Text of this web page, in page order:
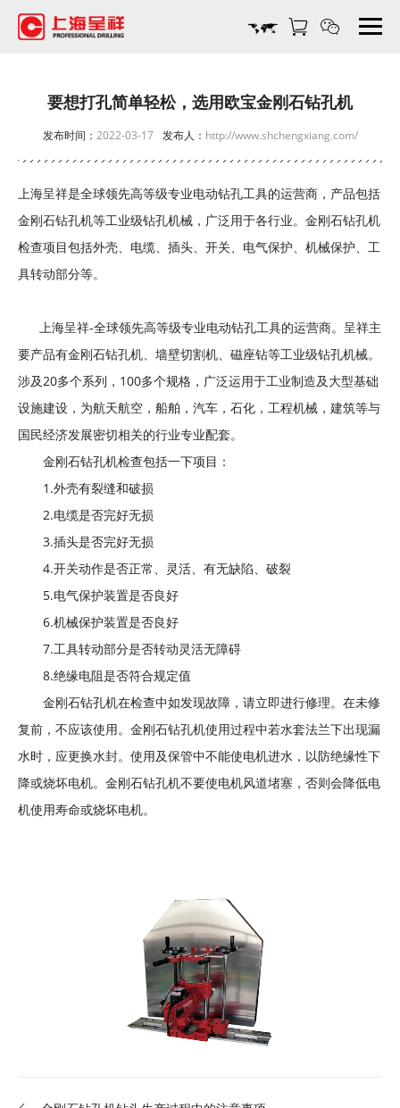
松，
要想打孔简单轻松，选用欧宝金刚石钻孔机
发布时间： 2022-03-17 发布人： http://www.shchengxiang.com/
上海呈祥是全球领先高等级专业电动钻孔工具的运营商，产品包括
金刚石钻孔机等工业级钻孔机械，广泛用于各行业。金刚石钻孔机
检查项目包括外壳、电缆、插头、开关、电气保护、机械保护、工
具转动部分等。
上海呈祥-全球领先高等级专业电动钻孔工具的运营商。呈祥主
要产品有金刚石钻孔机、墙壁切割机、磁座钻等工业级钻孔机械。
涉及20多个系列，100多个规格，广泛运用于工业制造及大型基础
设施建设，为航天航空，船舶，汽车，石化，工程机械，建筑等与
国民经济发展密切相关的行业专业配套。
金刚石钻孔机检查包括一下项目：
1.外壳有裂缝和破损
2.电缆是否完好无损
3.插头是否完好无损
4.开关动作是否正常、灵活、有无缺陷、破裂
5.电气保护装置是否良好
6.机械保护装置是否良好
7.工具转动部分是否转动灵活无障碍
8.绝缘电阻是否符合规定值
金刚石钻孔机在检查中如发现故障，请立即进行修理。在未修
复前，不应该使用。金刚石钻孔机使用过程中若水套法兰下出现漏
水时，应更换水封。使用及保管中不能使电机进水，以防绝缘性下
降或烧坏电机。金刚石钻孔机不要使电机风道堵塞，否则会降低电
机使用寿命或烧坏电机。